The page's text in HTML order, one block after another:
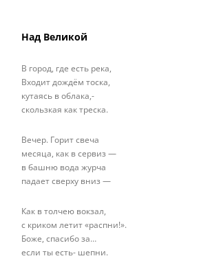
Над Великой
В город, где есть река,
Входит дождём тоска,
кутаясь в облака,-
скользкая как треска.
Вечер. Горит свеча
месяца, как в сервиз —
в башню вода журча
падает сверху вниз —
Как в толчею вокзал,
с криком летит «распни!».
Боже, спасибо за…
если ты есть- шепни.